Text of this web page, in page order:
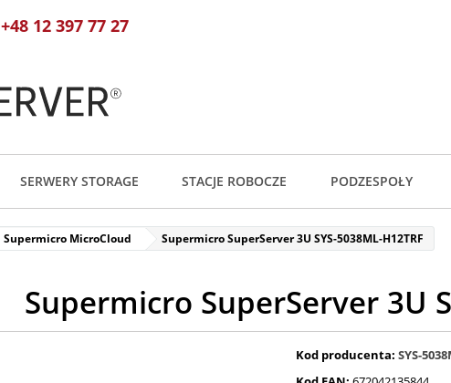
+48 12 397 77 27
SERWERY STORAGE STACJE ROBOCZE PODZESPOŁY
Supermicro MicroCloud Supermicro SuperServer 3U SYS-5038ML-H12TRF
Supermicro SuperServer 3U
Kod producenta: SYS-